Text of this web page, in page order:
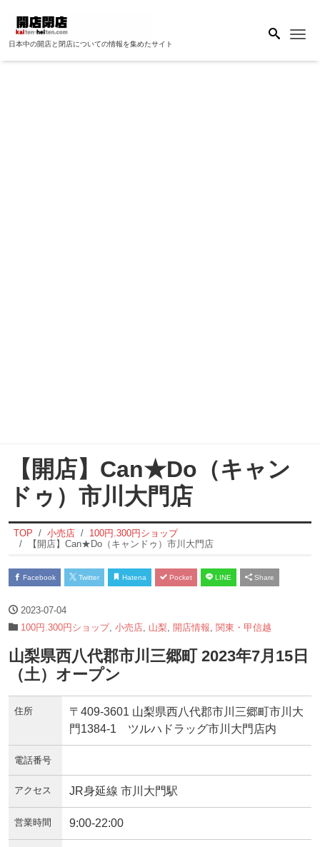
日本中の開店と閉店についての情報を集めたサイト
【開店】Can★Do（キャン
ドゥ）市川大門店
TOP 小売店
100円.300円ショップ
【開店】Can★Do（キャンドゥ）市川大門店
Facebook Twitter Hatena Pocket LINE Share
2023-07-04
100円.300円ショップ, 小売店 山梨 開店情報 関東・甲信越
山梨県西八代郡市川三郷町 2023年7月15日
（土）オープン
住所
〒409-3601 山梨県西八代郡市川三郷町市川大
門1384-1 ツルハドラッグ市川大門店内
電話番号
アクセス JR身延線 市川大門駅
営業時間 9:00-22:00